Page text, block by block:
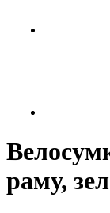
раму,